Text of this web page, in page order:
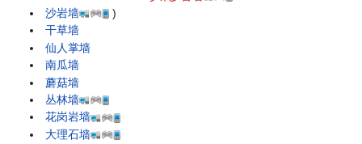
沙岩墙
)
干草墙
仙人掌墙
南瓜墙
蘑菇墙
丛林墙
花岗岩墙
大理石墙